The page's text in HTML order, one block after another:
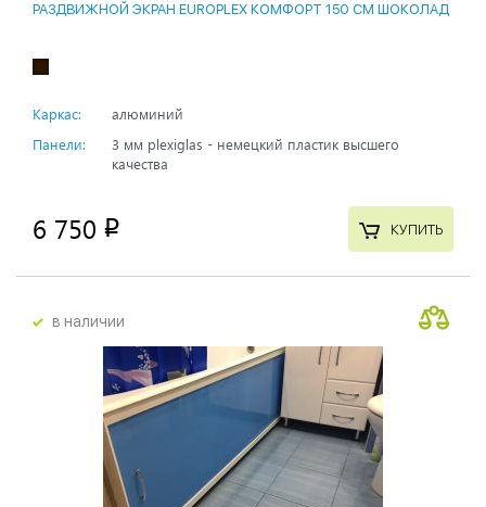
РАЗДВИЖНОЙ ЭКРАН EUROPLEX КОМФОРТ 150 СМ ШОКОЛАД
Каркас:
алюминий
Панели:
3 мм plexiglas - немецкий пластик высшего
качества
6 750 p КУПИТЬ
в наличии